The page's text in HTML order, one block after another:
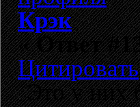
Крэк
«Ответ
Цитировать
Это у них